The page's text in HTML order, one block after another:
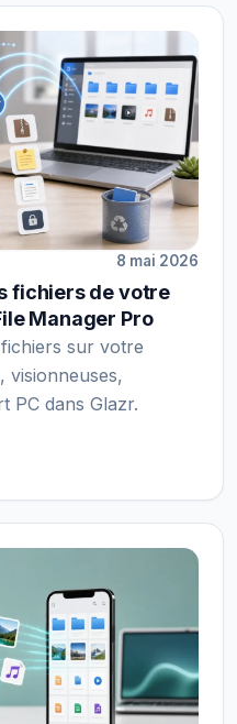
8 mai 2026
fichiers de votre
Manager Pro
sur votre
visionneuses,
PC dans Glazr.